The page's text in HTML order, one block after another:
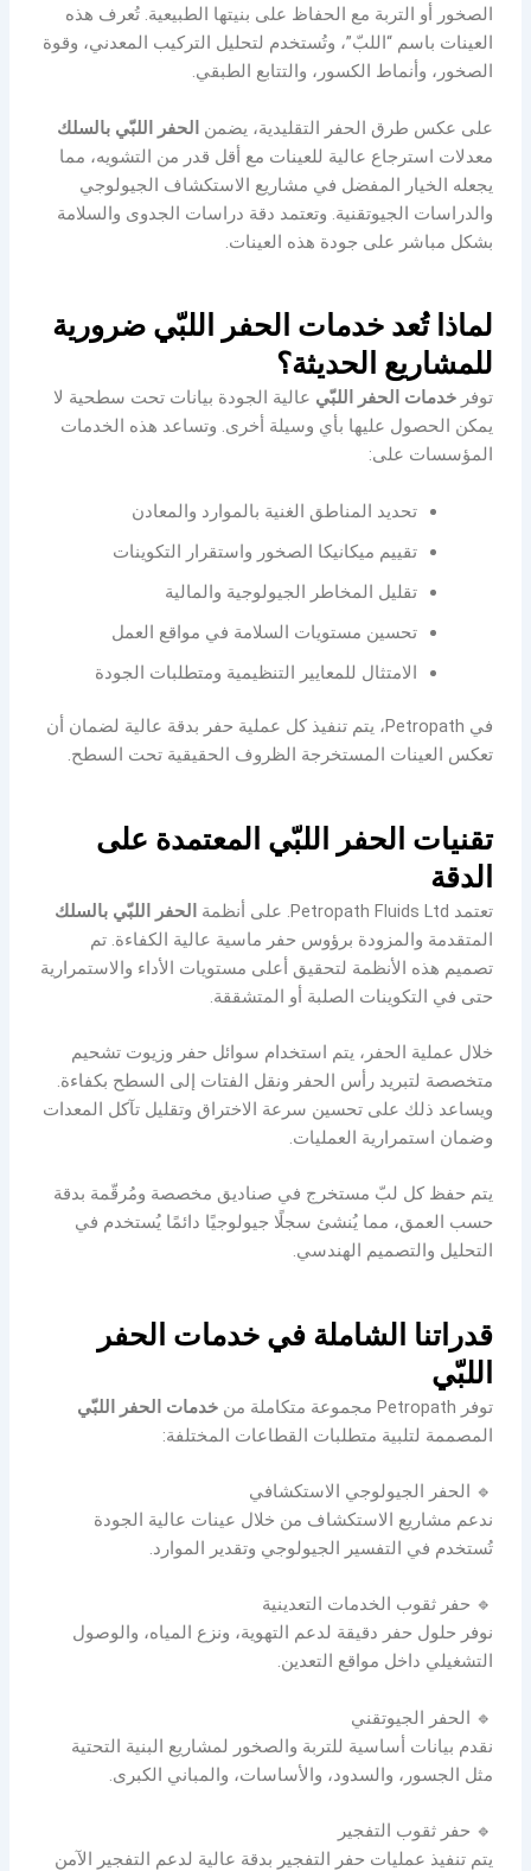
الصخور أو التربة مع الحفاظ على بنيتها الطبيعية. تُعرف هذه
العينات باسم “اللبّ”، وتُستخدم لتحليل التركيب المعدني، وقوة
الصخور، وأنماط الكسور، والتتابع الطبقي.
على عكس طرق الحفر التقليدية، يضمن الحفر اللبّي بالسلك
معدلات استرجاع عالية للعينات مع أقل قدر من التشويه، مما
يجعله الخيار المفضل في مشاريع الاستكشاف الجيولوجي
والدراسات الجيوتقنية. وتعتمد دقة دراسات الجدوى والسلامة
بشكل مباشر على جودة هذه العينات.
لماذا تُعد خدمات الحفر اللبّي ضرورية
للمشاريع الحديثة؟
توفرخدمات الحفر اللبّي عالية الجودة بيانات تحت سطحية لا
يمكن الحصول عليها بأي وسيلة أخرى. وتساعد هذه الخدمات
المؤسسات على:
تحديد المناطق الغنية بالموارد والمعادن
تقييم ميكانيكا الصخور واستقرار التكوينات
تقليل المخاطر الجيولوجية والمالية
تحسين مستويات السلامة في مواقع العمل
الامتثال للمعايير التنظيمية ومتطلبات الجودة
في Petropath، يتم تنفيذ كل عملية حفر بدقة عالية لضمان أن
تعكس العينات المستخرجة الظروف الحقيقية تحت السطح.
تقنيات الحفر اللبّي المعتمدة على
الدقة
تعتمد Petropath Fluids Ltd. على أنظمة
الحفر اللبّي بالسلك
المتقدمة والمزودة برؤوس حفر ماسية عالية الكفاءة. تم
تصميم هذه الأنظمة لتحقيق أعلى مستويات الأداء والاستمرارية
حتى في التكوينات الصلبة أو المتشققة.
خلال عملية الحفر، يتم استخدام سوائل حفر وزيوت تشحيم
متخصصة لتبريد رأس الحفر ونقل الفتات إلى السطح بكفاءة.
ويساعد ذلك على تحسين سرعة الاختراق وتقليل تآكل المعدات
وضمان استمرارية العمليات.
يتم حفظ كل لبّ مستخرج في صناديق مخصصة ومُرقّمة بدقة
حسب العمق، مما يُنشئ سجلًا جيولوجيًا دائمًا يُستخدم في
التحليل والتصميم الهندسي.
قدراتنا الشاملة في خدمات الحفر
اللبّي
توفر Petropath مجموعة متكاملة من
خدمات الحفر اللبّي
المصممة لتلبية متطلبات القطاعات المختلفة:
🔹 الحفر الجيولوجي الاستكشافي
ندعم مشاريع الاستكشاف من خلال عينات عالية الجودة
تُستخدم في التفسير الجيولوجي وتقدير الموارد.
🔹 حفر ثقوب الخدمات التعدينية
نوفر حلول حفر دقيقة لدعم التهوية، ونزع المياه، والوصول
التشغيلي داخل مواقع التعدين.
🔹 الحفر الجيوتقني
نقدم بيانات أساسية للتربة والصخور لمشاريع البنية التحتية
مثل الجسور، والسدود، والأساسات، والمباني الكبرى.
🔹 حفر ثقوب التفجير
يتم تنفيذ عمليات حفر التفجير بدقة عالية لدعم التفجير الآمن